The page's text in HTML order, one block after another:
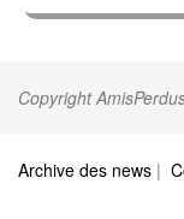
Copyright
Archive des news |